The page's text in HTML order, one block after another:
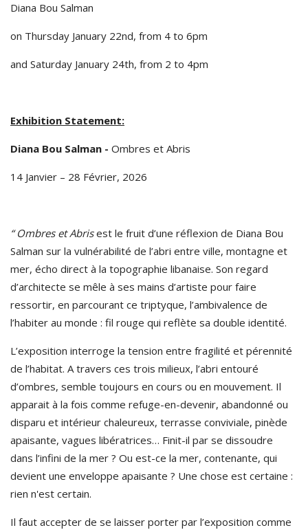
Diana Bou Salman
on Thursday January 22nd, from 4 to 6pm
and Saturday January 24th, from 2 to 4pm
Exhibition Statement:
Diana Bou Salman - Ombres et Abris
14 Janvier – 28 Février, 2026
“Ombres etAbrisest le fruit d’une réflexion de Diana Bou
Salman sur la vulnérabilité de l’abri entre ville, montagne et
mer, écho direct à la topographie libanaise. Son regard
d’architecte se mêle à ses mains d’artiste pour faire
ressortir, en parcourant ce triptyque, l’ambivalence de
l’habiter au monde : fil rouge qui reflète sa double identité.
L’exposition interroge la tension entre fragilité et pérennité
de l’habitat. A travers ces trois milieux, l’abri entouré
d’ombres, semble toujours en cours ou en mouvement. Il
apparait à la fois comme refuge-en-devenir, abandonné ou
disparu et intérieur chaleureux, terrasse conviviale, pinède
apaisante, vagues libératrices… Finit-il par se dissoudre
dans l’infini de la mer ? Ou est-ce la mer, contenante, qui
devient une enveloppe apaisante ? Une chose est certaine :
rien n'est certain.
Il faut accepter de se laisser porter par l’exposition comme